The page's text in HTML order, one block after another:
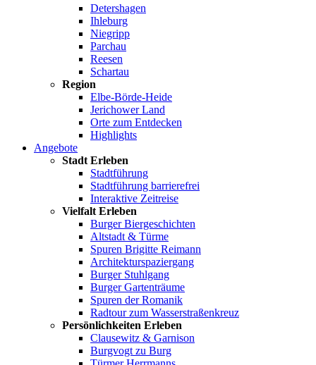
Detershagen
Ihleburg
Niegripp
Parchau
Reesen
Schartau
Region
Elbe-Börde-Heide
Jerichower Land
Orte zum Entdecken
Highlights
Angebote
Stadt Erleben
Stadtführung
Stadtführung barrierefrei
Interaktive Zeitreise
Vielfalt Erleben
Burger Biergeschichten
Altstadt & Türme
Spuren Brigitte Reimann
Architekturspaziergang
Burger Stuhlgang
Burger Gartenträume
Spuren der Romanik
Radtour zum Wasserstraßenkreuz
Persönlichkeiten Erleben
Clausewitz & Garnison
Burgvogt zu Burg